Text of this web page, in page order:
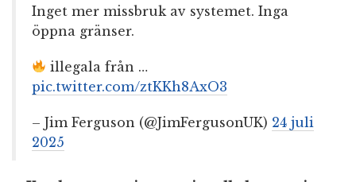
Inget mer missbruk av systemet. Inga
öppna gränser.
illegala från …
pic.twitter.com/ztKKh8AxO3
– Jim Ferguson (@JimFergusonUK) 24 juli
2025